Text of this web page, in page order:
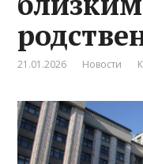
21.01.2026 Новости